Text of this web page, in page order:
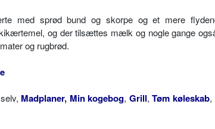
med sprød bund og skorpe og et mere
og der tilsættes mælk og nogle gange
og rugbrød.
Madplaner, Min kogebog, Grill,Tøm køleskab,